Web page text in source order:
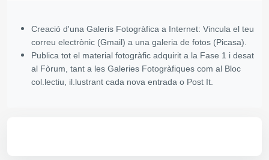
Creació d'una Galeris Fotogràfica a Internet: Vincula el teu
correu electrònic (Gmail) a una galeria de fotos (Picasa).
Publica tot el material fotogràfic adquirit a la Fase 1 i desat
al Fòrum, tant a les Galeries Fotogràfiques com al Bloc
col.lectiu, il.lustrant cada nova entrada o Post It.